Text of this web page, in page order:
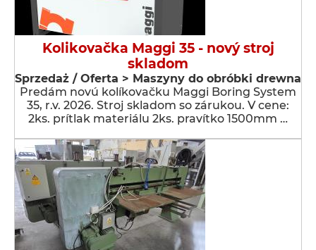
Kolikovačka Maggi 35 - nový stroj
skladom
Sprzedaż / Oferta > Maszyny do obróbki drewna
Predám novú kolíkovačku Maggi Boring System
35, r.v. 2026. Stroj skladom so zárukou. V cene:
2ks. prítlak materiálu 2ks. pravítko 1500mm …